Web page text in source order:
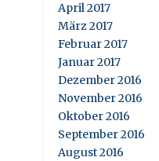
April 2017
März 2017
Februar 2017
Januar 2017
Dezember 2016
November 2016
Oktober 2016
September 2016
August 2016